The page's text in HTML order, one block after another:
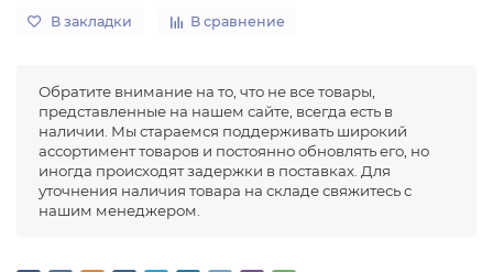
В закладки В сравнение
Обратите внимание на то, что не все товары,
представленные на нашем сайте, всегда есть в
наличии. Мы стараемся поддерживать широкий
ассортимент товаров и постоянно обновлять его, но
иногда происходят задержки в поставках. Для
уточнения наличия товара на складе свяжитесь с
нашим менеджером.